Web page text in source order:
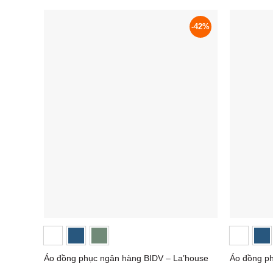
-42%
Áo đồng phục ngân hàng BIDV – La’house
Áo đồng